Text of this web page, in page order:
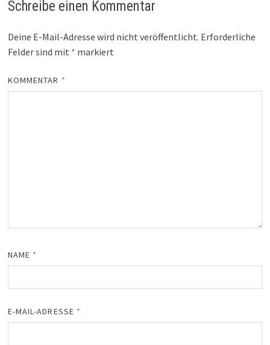
Schreibe einen Kommentar
Deine E-Mail-Adresse wird nicht veröffentlicht. Erforderliche
Felder sind mit * markiert
KOMMENTAR *
NAME *
E-MAIL-ADRESSE *